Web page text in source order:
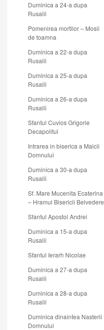
Duminica a 24-a dupa
Rusalii
Pomenirea mortilor – Mosii
de toamna
Duminica a 22-a dupa
Rusalii
Duminica a 25-a dupa
Rusalii
Duminica a 26-a dupa
Rusalii
Sfantul Cuvios Grigorie
Decapolitul
Intrarea in biserica a Maicii
Domnului
Duminica a 30-a dupa
Rusalii
Sf. Mare Mucenita Ecaterina
– Hramul Bisericii Belvedere
Sfantul Apostol Andrei
Duminica a 15-a dupa
Rusalii
Sfantul Ierarh Nicolae
Duminica a 27-a dupa
Rusalii
Duminica a 28-a dupa
Rusalii
Duminica dinaintea Nasterii
Domnului